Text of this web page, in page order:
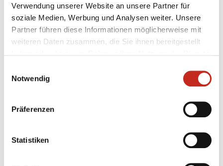
Verwendung unserer Website an unsere Partner für
soziale Medien, Werbung und Analysen weiter. Unsere
Partner führen diese Informationen möglicherweise mit
weiteren Daten zusammen, die Sie ihnen bereitgestellt
Notwendig
Präferenzen
Statistiken
01.07.2006
Geburtsort
Tanzen mit meinen Mädels von Dance Deluxe
Kuscheln mit meinen kleinen und großen Fans